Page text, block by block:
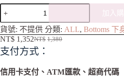
加入
A
l
e
n
貨號: 不提供 分類: ALL, Bottoms 下
NT$ 1,380
NT$ 1,352
支付方式：
信用卡支付、ATM匯款、超商代碼